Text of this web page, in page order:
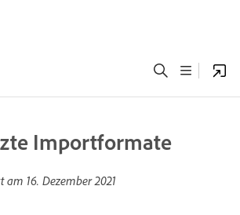
Importformate
am 16. Dezember 2021